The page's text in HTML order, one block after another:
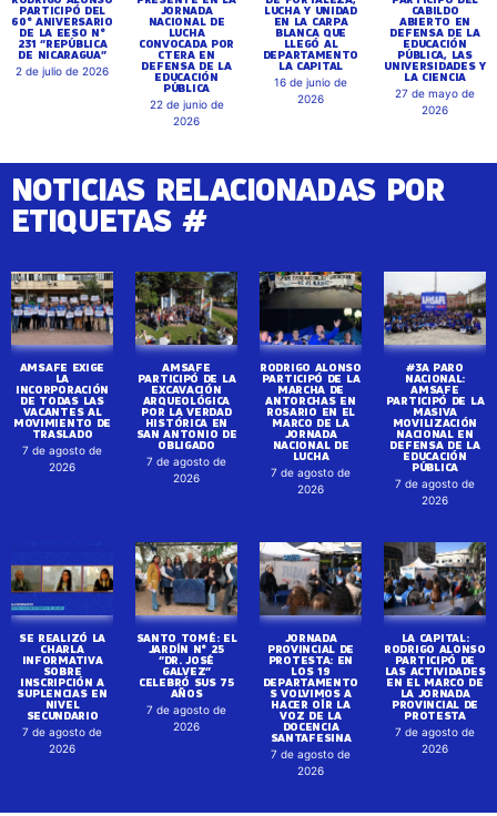
PARTICIPÓ DEL
60° ANIVERSARIO
DE LA EESO N°
231 “REPÚBLICA
DE NICARAGUA”
2 de julio de 2026
JORNADA
NACIONAL DE
LUCHA
CONVOCADA POR
CTERA EN
DEFENSA DE LA
EDUCACIÓN
PÚBLICA
22 de junio de
2026
LUCHA Y UNIDAD
EN LA CARPA
BLANCA QUE
LLEGÓ AL
DEPARTAMENTO
LA CAPITAL
16 de junio de
2026
CABILDO
ABIERTO EN
DEFENSA DE LA
EDUCACIÓN
PÚBLICA, LAS
UNIVERSIDADES Y
LA CIENCIA
27 de mayo de
2026
NOTICIAS RELACIONADAS POR
ETIQUETAS #
AMSAFE EXIGE
LA
INCORPORACIÓN
DE TODAS LAS
VACANTES AL
MOVIMIENTO DE
TRASLADO
7 de agosto de
2026
AMSAFE
PARTICIPÓ DE LA
EXCAVACIÓN
ARQUEOLÓGICA
POR LA VERDAD
HISTÓRICA EN
SAN ANTONIO DE
OBLIGADO
7 de agosto de
2026
RODRIGO ALONSO
PARTICIPÓ DE LA
MARCHA DE
ANTORCHAS EN
ROSARIO EN EL
MARCO DE LA
JORNADA
NACIONAL DE
LUCHA
7 de agosto de
2026
#3A PARO
NACIONAL:
AMSAFE
PARTICIPÓ DE LA
MASIVA
MOVILIZACIÓN
NACIONAL EN
DEFENSA DE LA
EDUCACIÓN
PÚBLICA
7 de agosto de
2026
SE REALIZÓ LA
CHARLA
INFORMATIVA
SOBRE
INSCRIPCIÓN A
SUPLENCIAS EN
NIVEL
SECUNDARIO
7 de agosto de
2026
SANTO TOMÉ: EL
JARDÍN N° 25
“DR. JOSÉ
GALVEZ”
CELEBRÓ SUS 75
AÑOS
7 de agosto de
2026
JORNADA
PROVINCIAL DE
PROTESTA: EN
LOS 19
DEPARTAMENTO
S VOLVIMOS A
HACER OÍR LA
VOZ DE LA
DOCENCIA
SANTAFESINA
7 de agosto de
2026
LA CAPITAL:
RODRIGO ALONSO
PARTICIPÓ DE
LAS ACTIVIDADES
EN EL MARCO DE
LA JORNADA
PROVINCIAL DE
PROTESTA
7 de agosto de
2026